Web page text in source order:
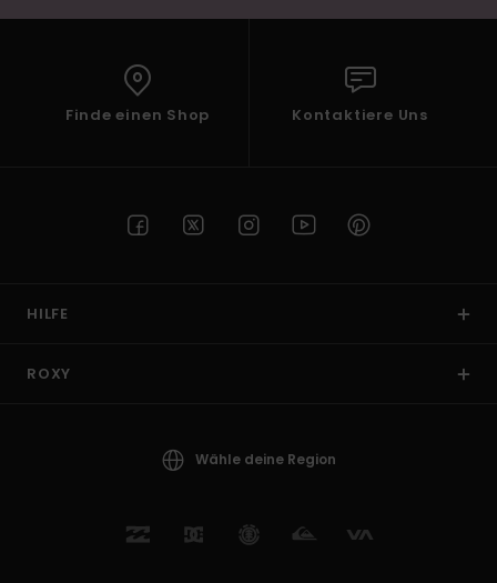
Finde einen Shop Kontaktiere Uns
HILFE
ROXY
Wähle deine Region